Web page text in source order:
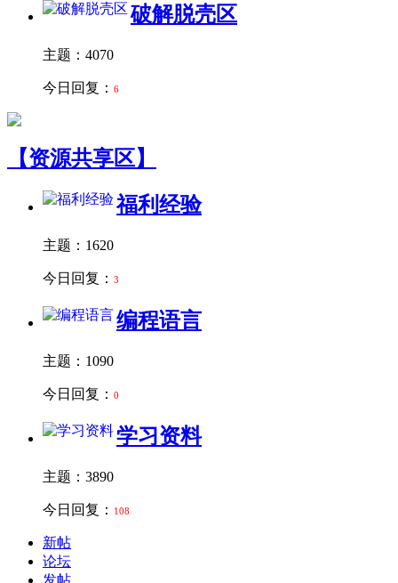
破解脱壳区
主题：4070
今日回复： 6
【资源共享区】
福利经验
主题：1620
今日回复： 3
编程语言
主题：1090
今日回复： 0
学习资料
主题：3890
今日回复： 108
新帖
论坛
发帖